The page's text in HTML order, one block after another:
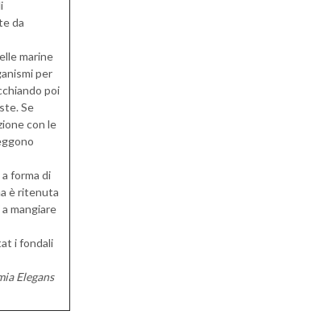
da
marine
per
poi
Se
con le
forma di
è ritenuta
mangiare
i fondali
Elegans